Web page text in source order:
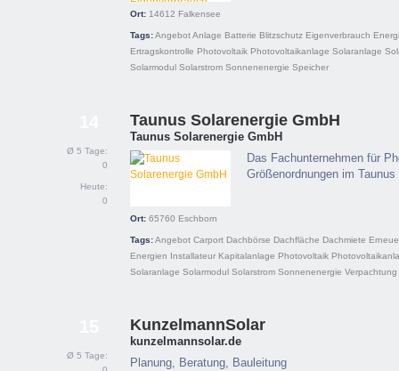
Ort: 14612 Falkensee
Tags:AngebotAnlage Batterie Blitzschutz Eigenverbrauch
Ertragskontrolle Photovoltaik Photovoltaikanlage Solaranlage
Solarmodul Solarstrom Sonnenenergie Speicher
Ø 5 Tage:
0
Heute:
0
Taunus Solarenergie GmbH
Taunus Solarenergie GmbH
Das Fachunternehmen für
Größenordnungen im
Ort: 65760 Eschborn
Tags:Angebot Carport Dachbörse Dachfläche Dachmiete
Energien Installateur Kapitalanlage Photovoltaik
Solaranlage Solarmodul Solarstrom Sonnenenergie Verpachtung
Ø 5 Tage:
KunzelmannSolar
kunzelmannsolar.de
Planung, Beratung, Bauleitung